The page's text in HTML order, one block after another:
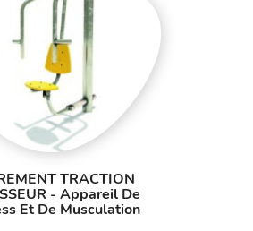
TRACTION
- Appareil De
Et De Musculation